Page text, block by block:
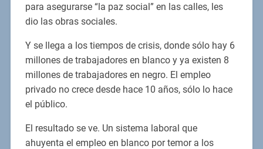
para asegurarse “la paz social” en las calles, les
dio las obras sociales.
Y se llega a los tiempos de crisis, donde sólo hay 6
millones de trabajadores en blanco y ya existen 8
millones de trabajadores en negro. El empleo
privado no crece desde hace 10 años, sólo lo hace
el público.
El resultado se ve. Un sistema laboral que
ahuyenta el empleo en blanco por temor a los